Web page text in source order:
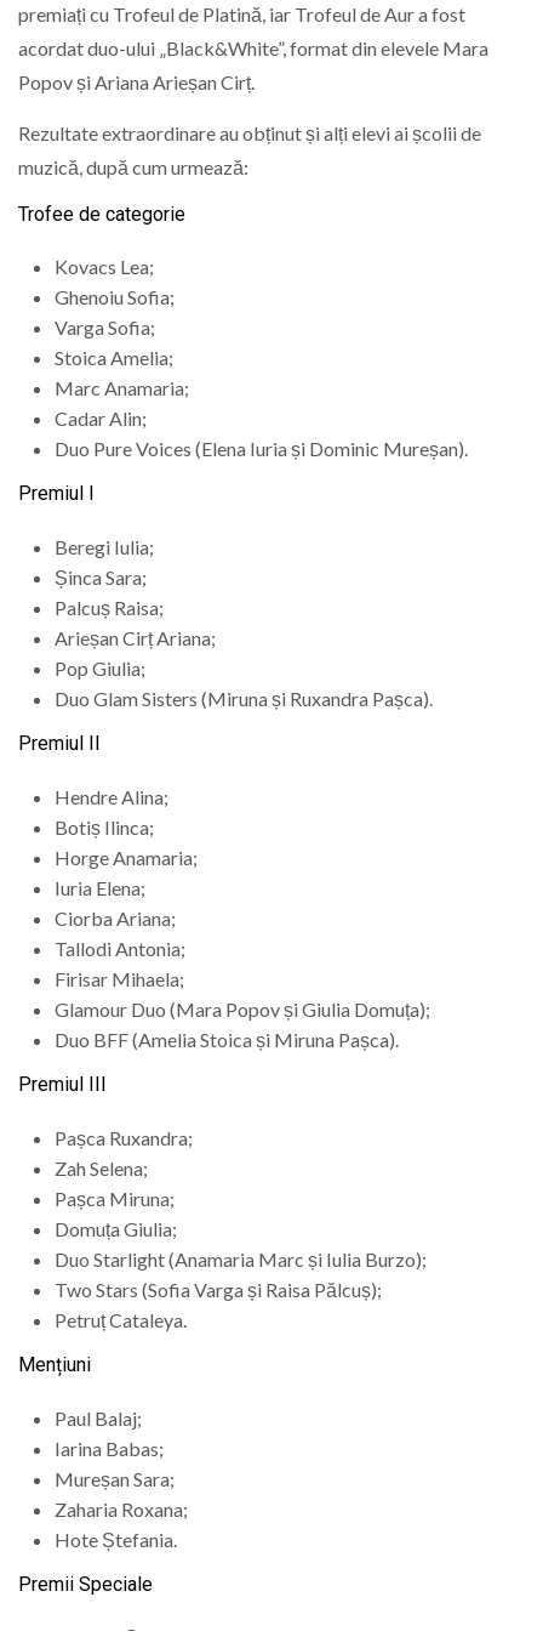
premiați cu Trofeul de Platină, iar Trofeul de Aur a fost
acordat duo-ului „Black&White”, format din elevele Mara
Popov și Ariana Arieșan Cirț.
Rezultate extraordinare au obținut și alți elevi ai școlii de
muzică, după cum urmează:
Trofee de categorie
Kovacs Lea;
Ghenoiu Sofia;
Varga Sofia;
Stoica Amelia;
Marc Anamaria;
Cadar Alin;
Duo Pure Voices (Elena Iuria și Dominic Mureșan).
Premiul I
Beregi Iulia;
Șinca Sara;
Palcuș Raisa;
Arieșan Cirț Ariana;
Pop Giulia;
Duo Glam Sisters (Miruna și Ruxandra Pașca).
Premiul II
Hendre Alina;
Botiș Ilinca;
Horge Anamaria;
Iuria Elena;
Ciorba Ariana;
Tallodi Antonia;
Firisar Mihaela;
Glamour Duo (Mara Popov și Giulia Domuța);
Duo BFF (Amelia Stoica și Miruna Pașca).
Premiul III
Pașca Ruxandra;
Zah Selena;
Pașca Miruna;
Domuța Giulia;
Duo Starlight (Anamaria Marc și Iulia Burzo);
Two Stars (Sofia Varga și Raisa Pălcuș);
Petruț Cataleya.
Mențiuni
Paul Balaj;
Iarina Babas;
Mureșan Sara;
Zaharia Roxana;
Hote Ștefania.
Premii Speciale